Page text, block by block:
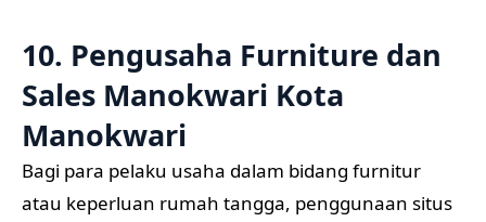
10. Pengusaha Furniture dan
Sales Manokwari Kota
Manokwari
Bagi para pelaku usaha dalam bidang furnitur
atau keperluan rumah tangga, penggunaan situs